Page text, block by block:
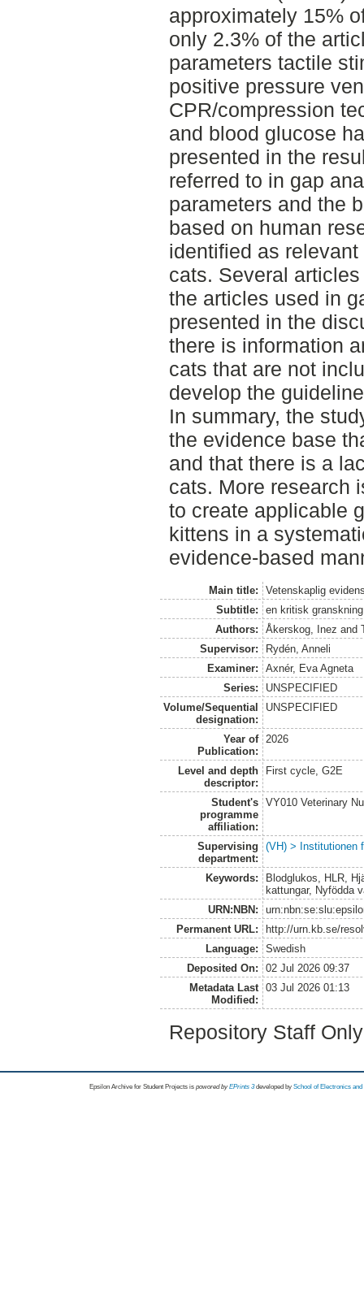
approximately 15%
only 2.3% of the
parameters tactile
positive pressure
CPR/compression
and blood glucose
presented in the
referred to in gap
parameters and the
based on human
identified as
cats. Several
the articles used in
presented in the
there is information
cats that are not
develop the
In summary, the
the evidence base
and that there is a
cats. More research
to create applicable
kittens in a
evidence-based
Main title:
Vetenskaplig
Subtitle:
en kritisk
Authors:
Åkerskog, Inez and
Supervisor:
Rydén, Anneli
Examiner:
Axnér, Eva Agneta
Series:
UNSPECIFIED
Volume/Sequential
designation:
UNSPECIFIED
Year of
Publication:
2026
Level and depth
descriptor:
First cycle, G2E
Student's
programme
affiliation:
VY010 Veterinary
Supervising
department:
(VH) > Institutionen
Keywords:
Blodglukos, HLR,
kattungar, Nyfödda
URN:NBN:
Permanent URL:
http://urn.kb.se/
Language:
Swedish
Deposited On:
02 Jul 2026 09:37
Metadata Last
Modified:
03 Jul 2026 01:13
Repository Staff
Epsilon Archive for Student Projects is powored byEPrints 3 developed by School of Electronics